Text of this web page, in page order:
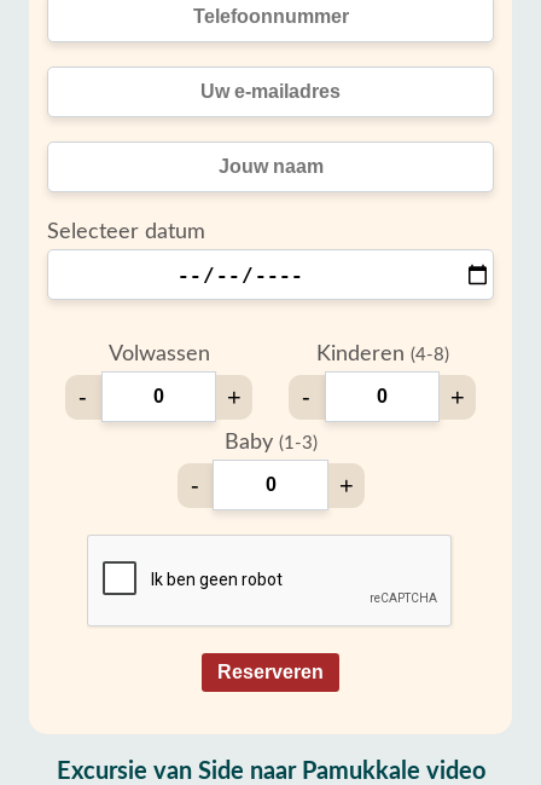
Selecteer datum
Volwassen
- +
Kinderen (4-8)
- +
Baby (1-3)
- +
Reserveren
Excursie van Side naar Pamukkale video